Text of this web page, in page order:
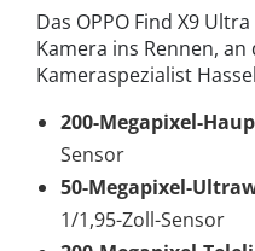
Das OPPO Find X9
Kamera ins Rennen,
Kameraspezialist
200-Megapixel-
Sensor
50-Megapixel-
1/1,95-Zoll-Sensor